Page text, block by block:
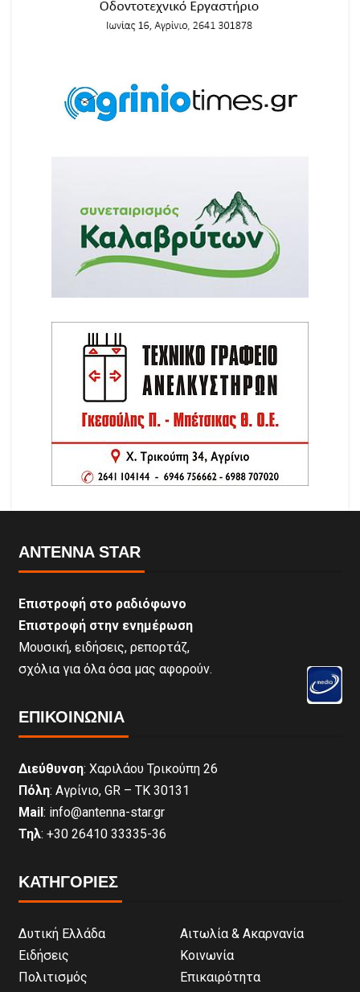
ANTENNA STAR
Επιστροφή στο ραδιόφωνο
Επιστροφή στην ενημέρωση
Μουσική, ειδήσεις, ρεπορτάζ,
σχόλια για όλα όσα μας αφορούν.
ΕΠΙΚΟΙΝΩΝΊΑ
Διεύθυνση: Χαριλάου Τρικούπη 26
Πόλη: Αγρίνιο, GR – ΤΚ 30131
Mail: info@antenna-star.gr
Τηλ: +30 26410 33335-36
ΚΑΤΗΓΟΡΙΕΣ
Δυτική Ελλάδα
Αιτωλία & Ακαρνανία
Ειδήσεις
Κοινωνία
Πολιτισμός
Επικαιρότητα